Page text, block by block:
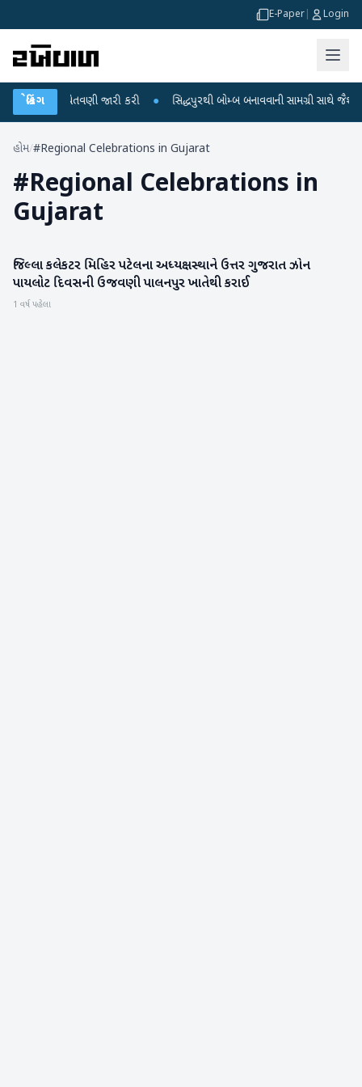
E-Paper Login
બ્રેકિંગ
વરસાદની ચેતવણી જારી કરી ● સિદ્ધપુરથી બોમ્બ બનાવવાની સામગ્રી સાથે જૈશના
હોમ/#Regional Celebrations in Gujarat
#Regional Celebrations in
Gujarat
બનાસકાંઠા
જિલ્લા કલેકટર મિહિર પટેલના અધ્યક્ષસ્થાને ઉત્તર ગુજરાત ઝોન
પાયલોટ દિવસની ઉજવણી પાલનપુર ખાતેથી કરાઈ
1 વર્ષ પહેલા